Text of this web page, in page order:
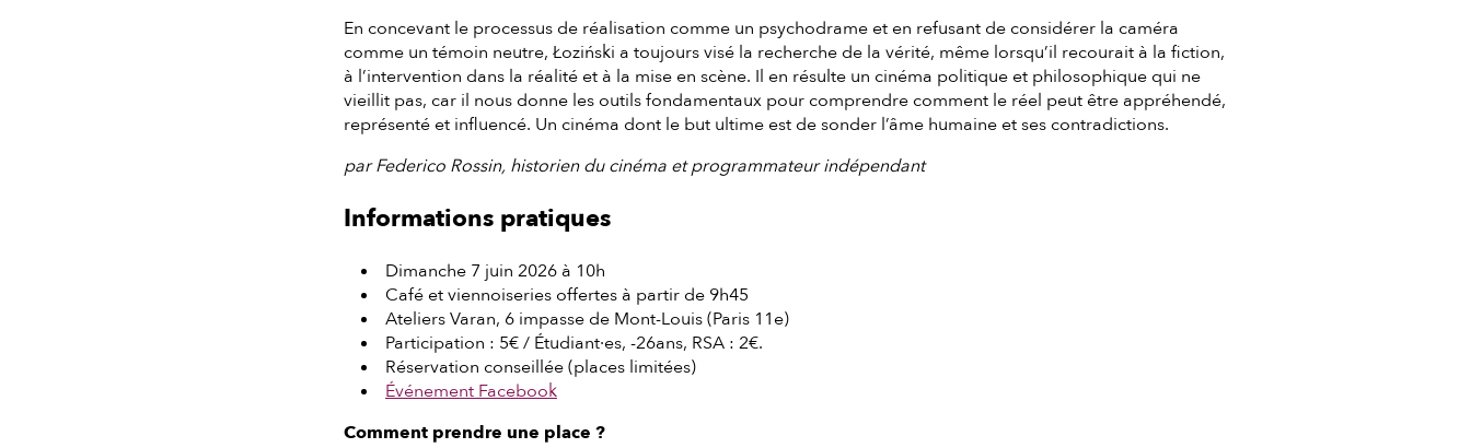
En concevant le processus de réalisation comme un psychodrame et en refusant de considérer la caméra
comme un témoin neutre, Łoziński a toujours visé la recherche de la vérité, même lorsqu’il recourait à la fiction,
à l’intervention dans la réalité et à la mise en scène. Il en résulte un cinéma politique et philosophique qui ne
vieillit pas, car il nous donne les outils fondamentaux pour comprendre comment le réel peut être appréhendé,
représenté et influencé. Un cinéma dont le but ultime est de sonder l’âme humaine et ses contradictions.
par Federico Rossin, historien du cinéma et programmateur indépendant
Informations pratiques
Dimanche 7 juin 2026 à 10h
Café et viennoiseries offertes à partir de 9h45
Ateliers Varan, 6 impasse de Mont-Louis (Paris 11e)
Participation : 5€ / Étudiant·es, -26ans, RSA : 2€.
Réservation conseillée (places limitées)
Événement Facebook
Comment prendre une place ?